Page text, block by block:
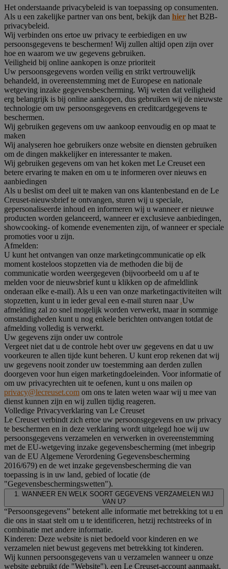
Het onderstaande privacybeleid is van toepassing op consumenten.
Als u een zakelijke partner van ons bent, bekijk dan hier het B2B-
privacybeleid.
Wij verbinden ons ertoe uw privacy te eerbiedigen en uw
persoonsgegevens te beschermen! Wij zullen altijd open zijn over
hoe en waarom we uw gegevens gebruiken.
Veiligheid bij online aankopen is onze prioriteit
Uw persoonsgegevens worden veilig en strikt vertrouwelijk
behandeld, in overeenstemming met de Europese en nationale
wetgeving inzake gegevensbescherming. Wij weten dat veiligheid
erg belangrijk is bij online aankopen, dus gebruiken wij de nieuwste
technologie om uw persoonsgegevens en creditcardgegevens te
beschermen.
Wij gebruiken gegevens om uw aankoop eenvoudig en op maat te
maken
Wij analyseren hoe gebruikers onze website en diensten gebruiken
om de dingen makkelijker en interessanter te maken.
Wij gebruiken gegevens om van het koken met Le Creuset een
betere ervaring te maken en om u te informeren over nieuws en
aanbiedingen
Als u beslist om deel uit te maken van ons klantenbestand en de Le
Creuset-nieuwsbrief te ontvangen, sturen wij u speciale,
gepersonaliseerde inhoud en informeren wij u wanneer er nieuwe
producten worden gelanceerd, wanneer er exclusieve aanbiedingen,
showcooking- of komende evenementen zijn, of wanneer er speciale
promoties voor u zijn.
Afmelden:
U kunt het ontvangen van onze marketingcommunicatie op elk
moment kosteloos stopzetten via de methoden die bij de
communicatie worden weergegeven (bijvoorbeeld om u af te
melden voor de nieuwsbrief kunt u klikken op de afmeldlink
onderaan elke e-mail). Als u een van onze marketingactiviteiten wilt
stopzetten, kunt u in ieder geval een e-mail sturen naar .Uw
afmelding zal zo snel mogelijk worden verwerkt, maar in sommige
omstandigheden kunt u nog enkele berichten ontvangen totdat de
afmelding volledig is verwerkt.
Uw gegevens zijn onder uw controle
Vergeet niet dat u de controle hebt over uw gegevens en dat u uw
voorkeuren te allen tijde kunt beheren. U kunt erop rekenen dat wij
uw gegevens nooit zonder uw toestemming aan derden zullen
doorgeven voor hun eigen marketingdoeleinden. Voor informatie of
om uw privacyrechten uit te oefenen, kunt u ons mailen op
privacy@lecreuset.com om ons te laten weten waar wij u mee van
dienst kunnen zijn en wij zullen tijdig reageren.
Volledige Privacyverklaring van Le Creuset
Le Creuset verbindt zich ertoe uw persoonsgegevens en uw privacy
te beschermen en in deze verklaring wordt uitgelegd hoe wij uw
persoonsgegevens verzamelen en verwerken in overeenstemming
met de EU-wetgeving inzake gegevensbescherming (met inbegrip
van de EU Algemene Verordening Gegevensbescherming
2016/679) en de wet inzake gegevensbescherming die van
toepassing is in uw land, gebied of locatie (de
"Gegevensbeschermingswetten").
1. WANNEER EN WELK SOORT GEGEVENS VERZAMELEN WIJ
VAN U?
“Persoonsgegevens” betekent alle informatie met betrekking tot u en
die ons in staat stelt om u te identificeren, hetzij rechtstreeks of in
combinatie met andere informatie.
Kinderen: Deze website is niet bedoeld voor kinderen en we
verzamelen niet bewust gegevens met betrekking tot kinderen.
Wij kunnen persoonsgegevens van u verzamelen wanneer u onze
website gebruikt (de "Website"), een Le Creuset-account aanmaakt,